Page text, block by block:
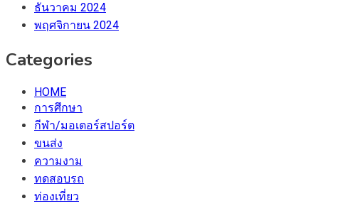
ธันวาคม 2024
พฤศจิกายน 2024
Categories
HOME
การศึกษา
กีฬา/มอเตอร์สปอร์ต
ขนส่ง
ความงาม
ทดสอบรถ
ท่องเที่ยว